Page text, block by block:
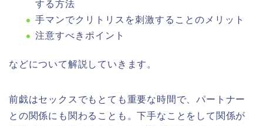
する方法
手マンでクリトリスを刺激することのメリット
注意すべきポイント
などについて解説していきます。
前戯はセックスでもとても重要な時間で、パートナー
との関係にも関わることも。下手なことをして関係が